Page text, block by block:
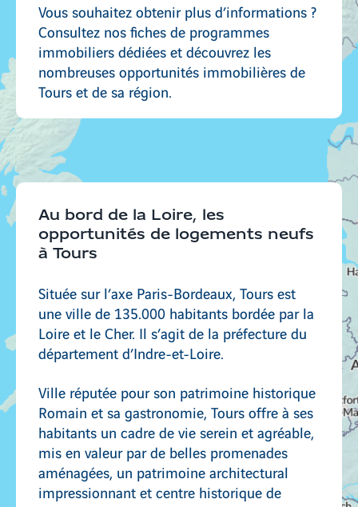
Vous souhaitez obtenir plus d’informations ?
Consultez nos fiches de programmes
immobiliers dédiées et découvrez les
nombreuses opportunités immobilières de
Tours et de sa région.
Au bord de la Loire, les
opportunités de logements neufs
à Tours
Située sur l’axe Paris-Bordeaux, Tours est
une ville de 135.000 habitants bordée par la
Loire et le Cher. Il s’agit de la préfecture du
département d’Indre-et-Loire.
Ville réputée pour son patrimoine historique
Romain et sa gastronomie, Tours offre à ses
habitants un cadre de vie serein et agréable,
mis en valeur par de belles promenades
aménagées, un patrimoine architectural
impressionnant et centre historique de